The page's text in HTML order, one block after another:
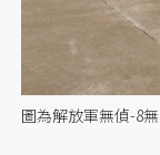
圖為解放軍無偵-8